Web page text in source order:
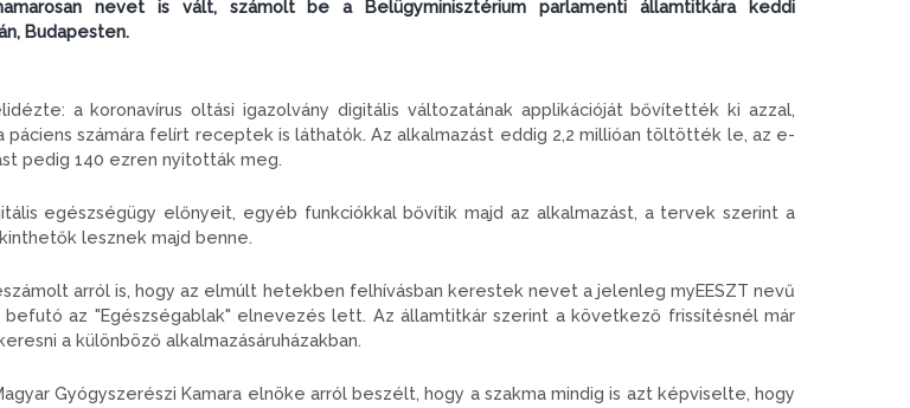
nevet is vált, számolt be a Belügyminisztérium parlamenti államtitkára keddi
Budapesten.
a koronavírus oltási igazolvány digitális változatának applikációját bővítették ki azzal,
páciens számára felírt receptek is láthatók. Az alkalmazást eddig 2,2 millióan töltötték le, az e-
pedig 140 ezren nyitották meg.
egészségügy előnyeit, egyéb funkciókkal bővítik majd az alkalmazást, a tervek szerint a
lesznek majd benne.
arról is, hogy az elmúlt hetekben felhívásban kerestek nevet a jelenleg myEESZT nevű
befutó az "Egészségablak" elnevezés lett. Az államtitkár szerint a következő frissítésnél már
a különböző alkalmazásáruházakban.
Gyógyszerészi Kamara elnöke arról beszélt, hogy a szakma mindig is azt képviselte, hogy